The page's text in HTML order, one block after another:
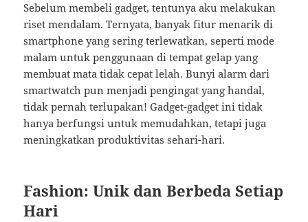
Sebelum membeli gadget, tentunya aku melakukan
riset mendalam. Ternyata, banyak fitur menarik di
smartphone yang sering terlewatkan, seperti mode
malam untuk penggunaan di tempat gelap yang
membuat mata tidak cepat lelah. Bunyi alarm dari
smartwatch pun menjadi pengingat yang handal,
tidak pernah terlupakan! Gadget-gadget ini tidak
hanya berfungsi untuk memudahkan, tetapi juga
meningkatkan produktivitas sehari-hari.
Fashion: Unik dan Berbeda Setiap
Hari